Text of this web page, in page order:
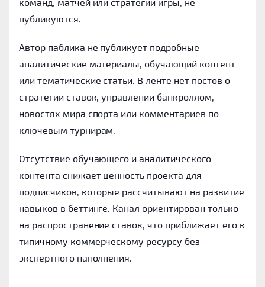
публикуются.
Автор паблика не публикует подробные
аналитические материалы, обучающий контент
или тематические статьи. В ленте нет постов о
стратегии ставок, управлении банкроллом,
новостях мира спорта или комментариев по
ключевым турнирам.
Отсутствие обучающего и аналитического
контента снижает ценность проекта для
подписчиков, которые рассчитывают на развитие
навыков в беттинге. Канал ориентирован только
на распространение ставок, что приближает его к
типичному коммерческому ресурсу без
экспертного наполнения.